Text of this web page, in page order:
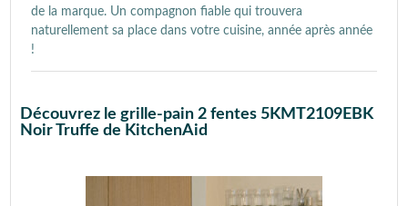
de la marque. Un compagnon fiable qui trouvera
naturellement sa place dans votre cuisine, année après année
!
Découvrez le grille-pain 2 fentes 5KMT2109EBK
Noir Truffe de KitchenAid